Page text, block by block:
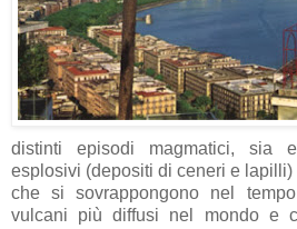
distinti episodi magmatici, sia
esplosivi (depositi di ceneri e
che si sovrappongono nel
vulcani più diffusi nel mondo e